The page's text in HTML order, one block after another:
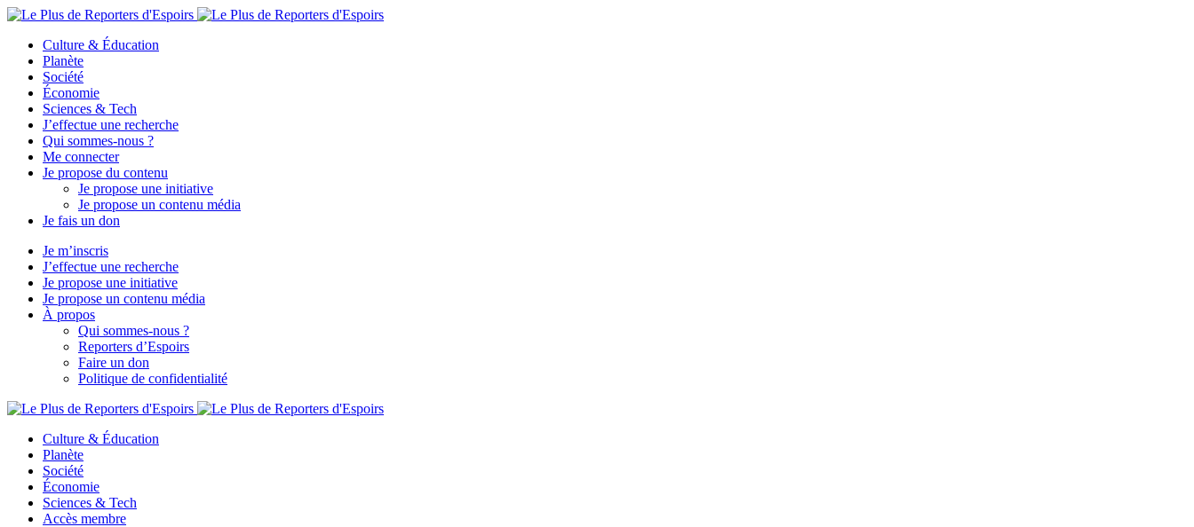
Culture & Éducation
Planète
Société
Économie
Sciences & Tech
J’effectue une recherche
Qui sommes-nous ?
Me connecter
Je propose du contenu
Je propose une initiative
Je propose un contenu média
Je fais un don
Je m’inscris
J’effectue une recherche
Je propose une initiative
Je propose un contenu média
À propos
Qui sommes-nous ?
Reporters d’Espoirs
Faire un don
Politique de confidentialité
Culture & Éducation
Planète
Société
Économie
Sciences & Tech
Accès membre